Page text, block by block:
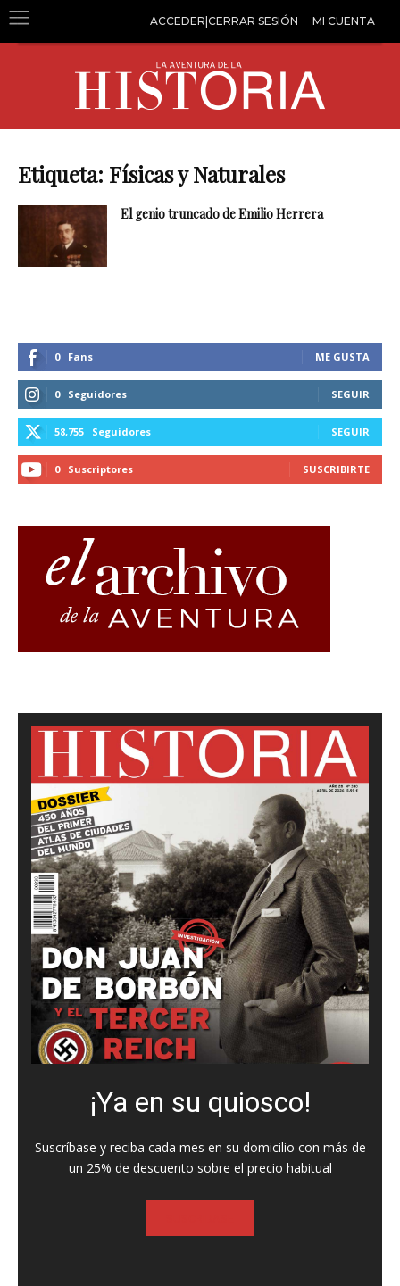
ACCEDER|CERRAR SESIÓN MI CUENTA
Etiqueta: Físicas y Naturales
El genio truncado de Emilio Herrera
0 Fans ME GUSTA
0 Seguidores SEGUIR
58,755 Seguidores SEGUIR
0 Suscriptores SUSCRIBIRTE
¡Ya en su quiosco!
Suscríbase y reciba cada mes en su domicilio con más de
un 25% de descuento sobre el precio habitual